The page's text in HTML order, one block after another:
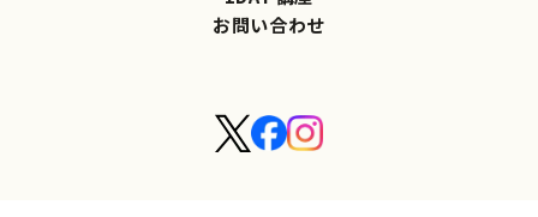
お問い合わせ